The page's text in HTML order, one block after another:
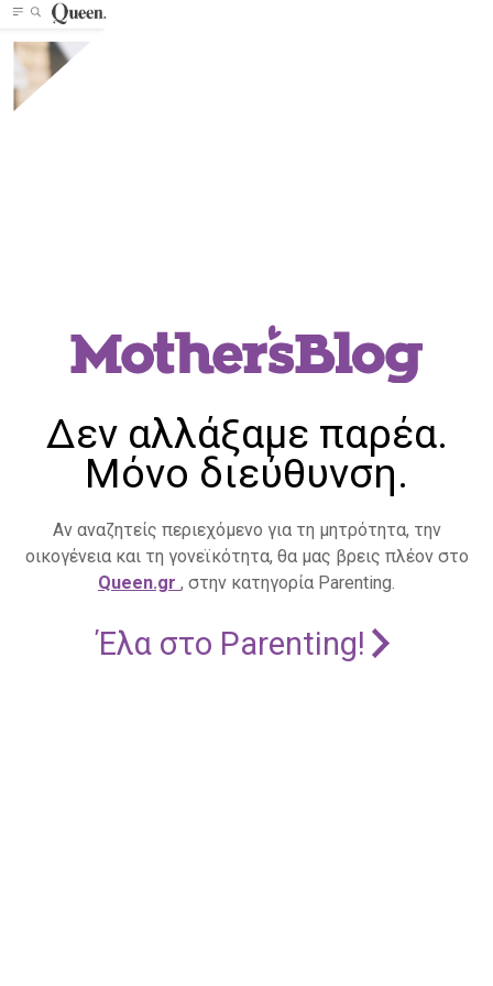
Δεν αλλάξαμε παρέα.
Μόνο διεύθυνση.
Αν αναζητείς περιεχόμενο για τη μητρότητα, την
οικογένεια και τη γονεϊκότητα, θα μας βρεις πλέον στο
Queen.gr , στην κατηγορία Parenting.
Έλα στο Parenting!